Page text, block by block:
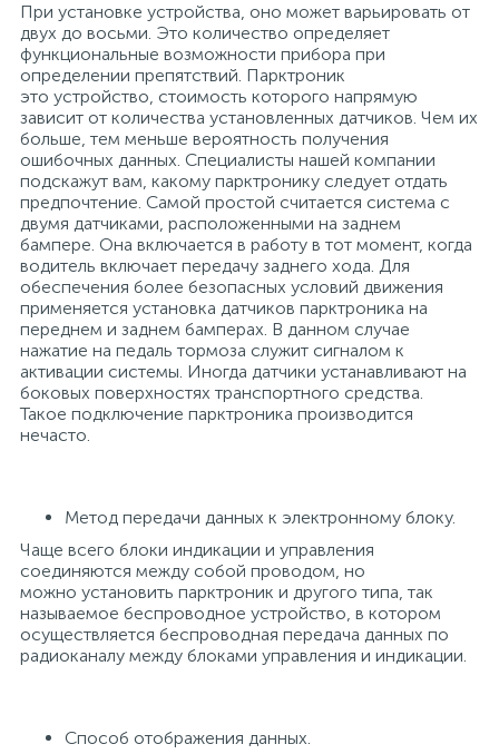
При установке устройства, оно может варьировать от
двух до восьми. Это количество определяет
функциональные возможности прибора при
определении препятствий. Парктроник
это устройство, стоимость которого напрямую
зависит от количества установленных датчиков. Чем их
больше, тем меньше вероятность получения
ошибочных данных. Специалисты нашей компании
подскажут вам, какому парктронику следует отдать
предпочтение. Самой простой считается система с
двумя датчиками, расположенными на заднем
бампере. Она включается в работу в тот момент, когда
водитель включает передачу заднего хода. Для
обеспечения более безопасных условий движения
применяется установка датчиков парктроника на
переднем и заднем бамперах. В данном случае
нажатие на педаль тормоза служит сигналом к
активации системы. Иногда датчики устанавливают на
боковых поверхностях транспортного средства.
Такое подключение парктроника производится
нечасто.
Метод передачи данных к электронному блоку.
Чаще всего блоки индикации и управления
соединяются между собой проводом, но
можно установить парктроник и другого типа, так
называемое беспроводное устройство, в котором
осуществляется беспроводная передача данных по
радиоканалу между блоками управления и индикации.
Способ отображения данных.